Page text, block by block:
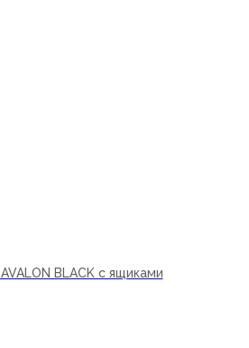
BLACK с ящиками